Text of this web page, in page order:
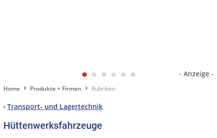
- Anzeige -
Home Produkte + Firmen Rubriken
› Transport- und Lagertechnik
Hüttenwerksfahrzeuge